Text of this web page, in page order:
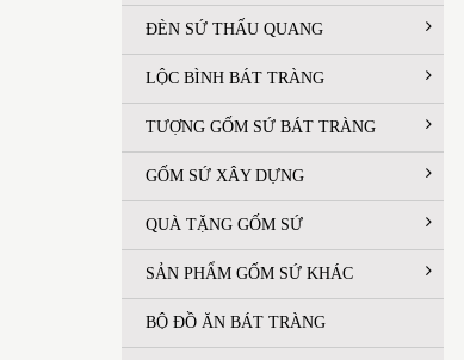
ĐÈN SỨ THẤU QUANG
LỘC BÌNH BÁT TRÀNG
TƯỢNG GỐM SỨ BÁT TRÀNG
GỐM SỨ XÂY DỰNG
QUÀ TẶNG GỐM SỨ
SẢN PHẨM GỐM SỨ KHÁC
BỘ ĐỒ ĂN BÁT TRÀNG